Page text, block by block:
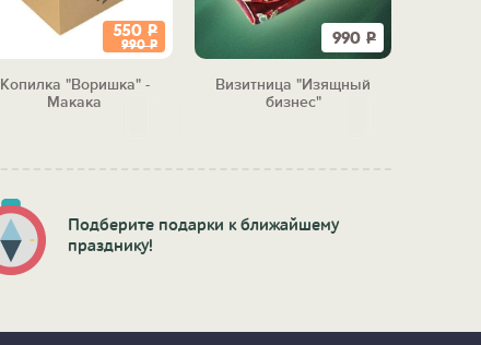
550 Р
990Р
Копилка "Воришка" -
Макака
990 Р
Визитница "Изящный
бизнес"
Подберите подарки к ближайшему
празднику!